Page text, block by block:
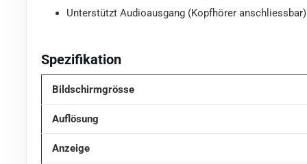
Unterstützt Audioausgang (Kopfhörer anschliessbar)
Spezifikation
Bildschirmgrösse
Auflösung
Anzeige